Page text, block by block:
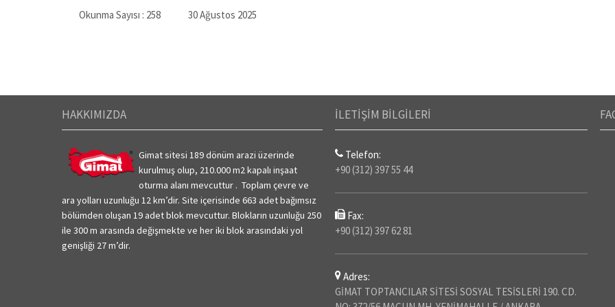
Okunma Sayısı : 258 30 Ağustos 2025
HAKKIMIZDA
Gimat sitesi 189 dönüm arazi üzerinde
kurulmuş olup, 210.000 m2 kapalı inşaat
oturma alanı mevcuttur . Toplam çevre ve
ara yolları uzunluğu 12 km’dir. Site içerisinde 663 adet bağımsız
bölümden oluşan 19 adet blok mevcuttur. Blokların uzunluğu 250
ile 300 m arasında değişmekte ve her iki blok arasındaki yol
genişliği 27 m’dir.
İLETİŞİM BİLGİLERİ
Telefon:
+90 (312) 397 55 44
Fax:
+90 (312) 397 62 81
Adres:
GİMAT TOPTANCILAR SİTESİ SOSYAL TESİSLERİ 190. CD.